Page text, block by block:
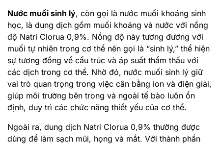
Nước muối sinh lý, còn gọi là nước muối khoáng sinh
học, là dung dịch gồm muối khoáng và nước với nồng
độ Natri Clorua 0,9%. Nồng độ này tương đương với
muối tự nhiên trong cơ thể nên gọi là “sinh lý,” thể hiện
sự tương đồng về cấu trúc và áp suất thẩm thấu với
các dịch trong cơ thể. Nhờ đó, nước muối sinh lý giữ
vai trò quan trọng trong việc cân bằng ion và điện giải,
giúp môi trường bên trong và ngoài tế bào luôn ổn
định, duy trì các chức năng thiết yếu của cơ thể.
Ngoài ra, dung dịch Natri Clorua 0,9% thường được
dùng để làm sạch mũi, họng và mắt. Với thành phần